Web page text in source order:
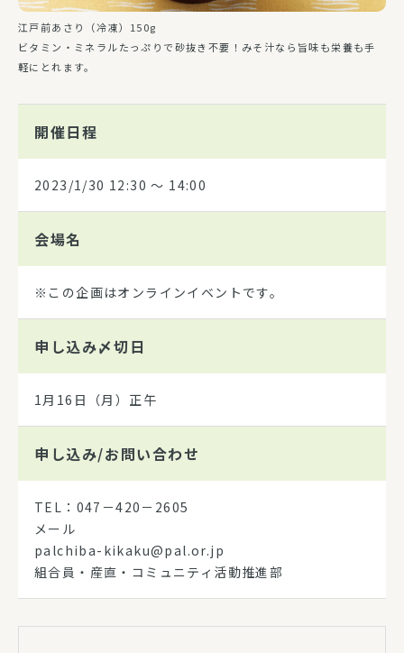
江戸前あさり（冷凍）150g
ビタミン・ミネラルたっぷりで砂抜き不要！みそ汁なら旨味も栄養も手
軽にとれます。
開催日程
2023/1/30 12:30 〜 14:00
会場名
※この企画はオンラインイベントです。
申し込み〆切日
1月16日（月）正午
申し込み/お問い合わせ
TEL：047－420－2605
メール
palchiba-kikaku@pal.or.jp
組合員・産直・コミュニティ活動推進部